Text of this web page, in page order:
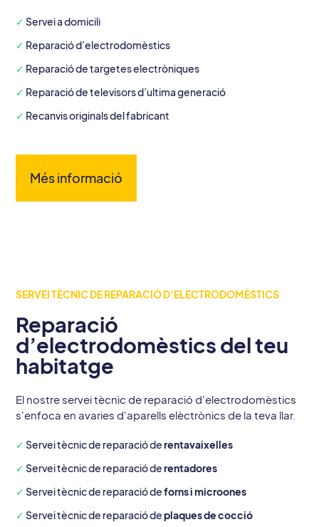
✓ Servei a domicili
✓ Reparació d’electrodomèstics
✓ Reparació de targetes electròniques
✓ Reparació de televisors d’ultima generació
✓ Recanvis originals del fabricant
Més informació
SERVEI TÈCNIC DE REPARACIÓ D’ELECTRODOMÈSTICS
Reparació
d’electrodomèstics del teu
habitatge
El nostre servei tècnic de reparació d'electrodomèstics
s'enfoca en avaries d'aparells elèctrònics de la teva llar.
✓ Servei tècnic de reparació derentavaixelles
✓ Servei tècnic de reparació derentadores
✓ Servei tècnic de reparació deforns i microones
✓ Servei tècnic de reparació deplaques de cocció